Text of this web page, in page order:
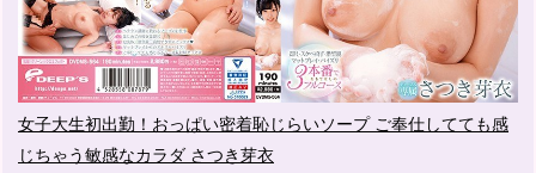
女子大生初出勤！おっぱい密着恥じらいソープ ご奉仕してても感
じちゃう敏感なカラダ さつき芽衣